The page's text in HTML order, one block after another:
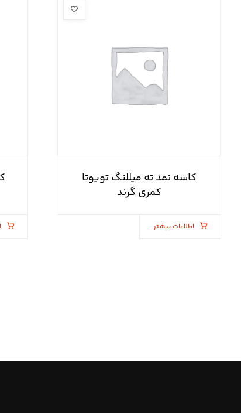
کاسه نمد ته میللنگ تویوتا
کمری گرند
اطلاعات بیشتر